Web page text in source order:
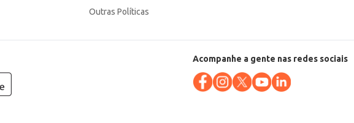
Outras Políticas
Acompanhe a gente nas redes sociais